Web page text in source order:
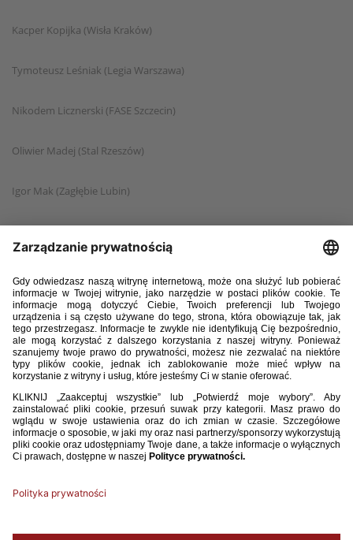
Kacper Kopijka (Wisła Kraków)
Tymoteusz Leśniak (Legia Warszawa)
Nikodem Licznerski (FASE Szczecin)
Oliwier Madej (Stal Rzeszów)
Igor Mak (Zagłębie Lubin)
Wojciech Orzechowski (Pogoń Szczecin)
Olaf Osowski (Lech Poznań)
Oskar Putrzyński (Legia Warszawa)
Dawid Rutkowski (New York Red Bulls)